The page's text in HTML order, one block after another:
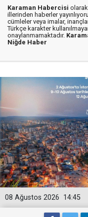
Karaman Habercisi
illerinden haberler
cümleler veya imalar,
Türkçe karakter
onaylanmamaktadır.
Niğde Haber
14:45
08 Ağustos 2026